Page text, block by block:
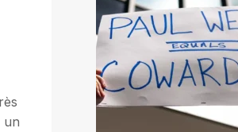
un